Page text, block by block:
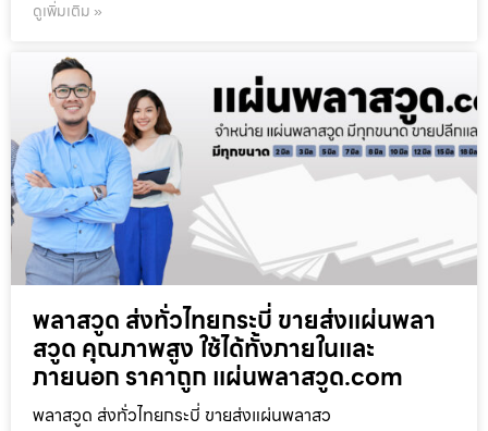
ดูเพิ่มเติม »
พลาสวูด ส่งทั่วไทยกระบี่ ขายส่งแผ่นพลา
สวูด คุณภาพสูง ใช้ได้ทั้งภายในและ
ภายนอก ราคาถูก แผ่นพลาสวูด.com
พลาสวูด ส่งทั่วไทยกระบี่ ขายส่งแผ่นพลาสว